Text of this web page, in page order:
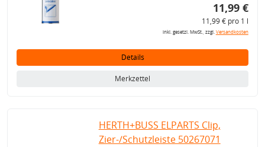
11,99 €
11,99 € pro 1 l
inkl. gesetzl. MwSt., zzgl.Versandkosten
Details
Merkzettel
HERTH+BUSS ELPARTS Clip,
Zier-/Schutzleiste 50267071